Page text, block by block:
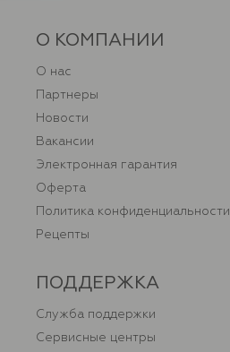
О КОМПАНИИ
О нас
Партнеры
Новости
Вакансии
Электронная гарантия
Оферта
Политика конфиденциальности
Рецепты
ПОДДЕРЖКА
Служба поддержки
Сервисные центры